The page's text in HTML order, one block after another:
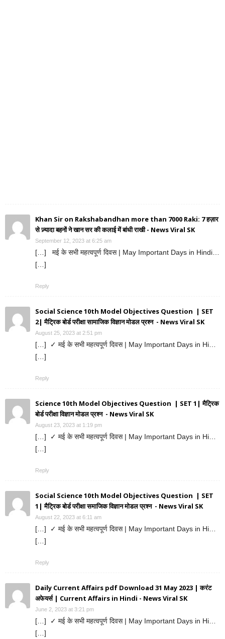
Khan Sir on Rakshabandhan more than 7000 Raki: 7 हज़ार
से ज़्यादा बहनों ने खान सर की कलाई में बांधी राखी - News Viral SK
September 12, 2023 at 6:25 am
[…] मई के सभी महत्वपूर्ण दिवस | May Important Days in Hindi…
[…]
Reply
Social Science 10th Model Objectives Question | SET
2| मैट्रिक बोर्ड परीक्षा सामाजिक विज्ञान मोडल प्रश्न - News Viral SK
August 25, 2023 at 2:51 pm
[…] ✓ मई के सभी महत्वपूर्ण दिवस | May Important Days in Hi…
[…]
Reply
Science 10th Model Objectives Question | SET 1| मैट्रिक
बोर्ड परीक्षा विज्ञान मोडल प्रश्न - News Viral SK
August 23, 2023 at 1:19 pm
[…] ✓ मई के सभी महत्वपूर्ण दिवस | May Important Days in Hi…
[…]
Reply
Social Science 10th Model Objectives Question | SET
1| मैट्रिक बोर्ड परीक्षा समाजिक विज्ञान मोडल प्रश्न - News Viral SK
August 22, 2023 at 6:11 am
[…] ✓ मई के सभी महत्वपूर्ण दिवस | May Important Days in Hi…
[…]
Reply
Daily Current Affairs pdf Download 31 May 2023 | करंट
अफेयर्स | Current Affairs in Hindi - News Viral SK
June 2, 2023 at 3:21 pm
[…] ✓ मई के सभी महत्वपूर्ण दिवस | May Important Days in Hi…
[…]